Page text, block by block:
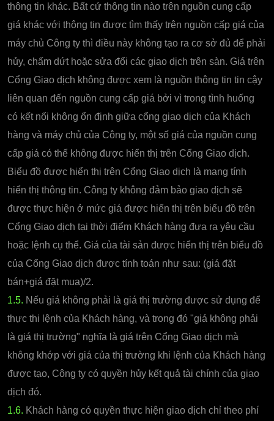
thông tin khác. Bất cứ thông tin nào trên nguồn cung cấp
giá khác với thông tin được tìm thấy trên nguồn cấp giá của
máy chủ Công ty thì điều này không tạo ra cơ sở đủ để phải
hủy, chấm dứt hoặc sửa đổi các giao dịch trên sàn. Giá trên
Cổng Giao dịch không được xem là nguồn thông tin tin cậy
liên quan đến nguồn cung cấp giá bởi vì trong tình huống
có kết nối không ổn định giữa cổng giao dịch của Khách
hàng và máy chủ của Công ty, một số giá của nguồn cung
cấp giá có thể không được hiển thị trên Cổng Giao dịch.
Biểu đồ được hiển thị trên Cổng Giao dịch là mang tính
hiển thị thông tin. Công ty không đảm bảo giao dịch sẽ
được thực hiện ở mức giá được hiển thị trên biểu đồ trên
Cổng Giao dịch tại thời điểm Khách hàng đưa ra yêu cầu
hoặc lệnh cụ thể. Giá của tài sản được hiển thị trên biểu đồ
của Cổng Giao dịch được tính toán như sau: (giá đặt
bán+giá đặt mua)/2.
1.5. Nếu giá không phải là giá thị trường được sử dụng để
thực thi lệnh của Khách hàng, và trong đó "giá không phải
là giá thị trường" nghĩa là giá trên Cổng Giao dịch mà
không khớp với giá của thị trường khi lệnh của Khách hàng
được tạo, Công ty có quyền hủy kết quả tài chính của giao
dịch đó.
1.6. Khách hàng có quyền thực hiện giao dịch chỉ theo phí